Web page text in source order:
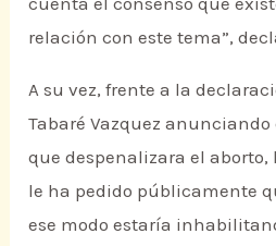
relación con este tema”,
A su vez, frente a la
Tabaré Vazquez
que despenalizara el aborto,
le ha pedido públicamente
ese modo estaría